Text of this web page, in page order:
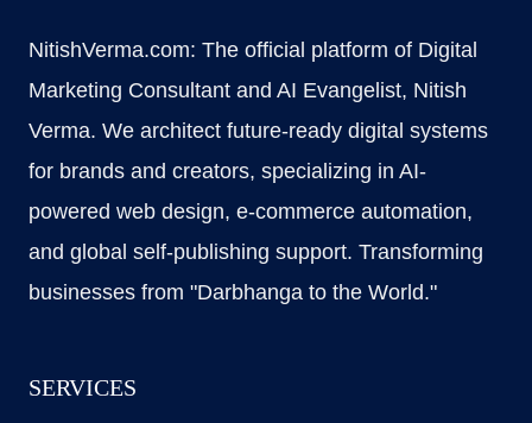
NitishVerma.com: The official platform of Digital
Marketing Consultant and AI Evangelist, Nitish
Verma. We architect future-ready digital systems
for brands and creators, specializing in AI-
powered web design, e-commerce automation,
and global self-publishing support. Transforming
businesses from "Darbhanga to the World."
SERVICES